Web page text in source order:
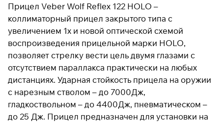
Прицел Veber Wolf Reflex 122 HOLO –
коллиматорный прицел закрытого типа с
увеличением 1х и новой оптической схемой
воспроизведения прицельной марки HOLO,
позволяет стрелку вести цель двумя глазами с
отсутствием параллакса практически на любых
дистанциях. Ударная стойкость прицела на оружии
с нарезным стволом – до 7000Дж,
гладкоствольном – до 4400Дж, пневматическом –
до 25 Дж. Прицел предназначен для установки на
по 25%каждые 2 недели
ПЛАЙТ
скидки по купонам не
применяются.
Подробнее
об оплате Плайтом